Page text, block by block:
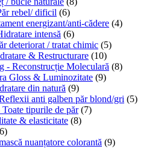
rebel/ dificil (6)
energizant/anti-cădere (4)
intensă (6)
deteriorat / tratat chimic (5)
& Restructurare (10)
- Reconstrucție Moleculară (8)
Gloss & Luminozitate (9)
din natură (9)
anti galben păr blond/gri (5)
tipurile de păr (7)
& elasticitate (8)
nuanțatore colorantă (9)